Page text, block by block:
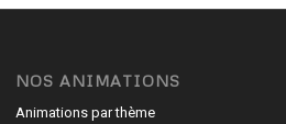
NOS ANIMATIONS
Animations par thème